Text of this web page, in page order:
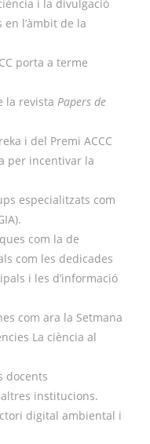
i la divulgació
l’àmbit de la
porta a terme
la revista Papers de
i del Premi ACCC
per incentivar la
especialitzats com
com la de
com les dedicades
i les d’informació
com ara la Setmana
La ciència al
docents
institucions.
digital ambiental i